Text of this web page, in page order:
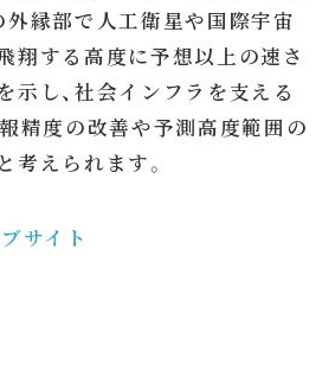
外縁部で人工衛星や国際宇宙
翔する高度に予想以上の速さ
示し、社会インフラを支える
報精度の改善や予測高度範囲の
考えられます。
サイト